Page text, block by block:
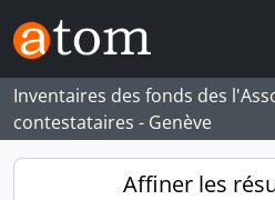
Skip to main content
Inventaires des fonds des
contestataires - Genève
Affiner les